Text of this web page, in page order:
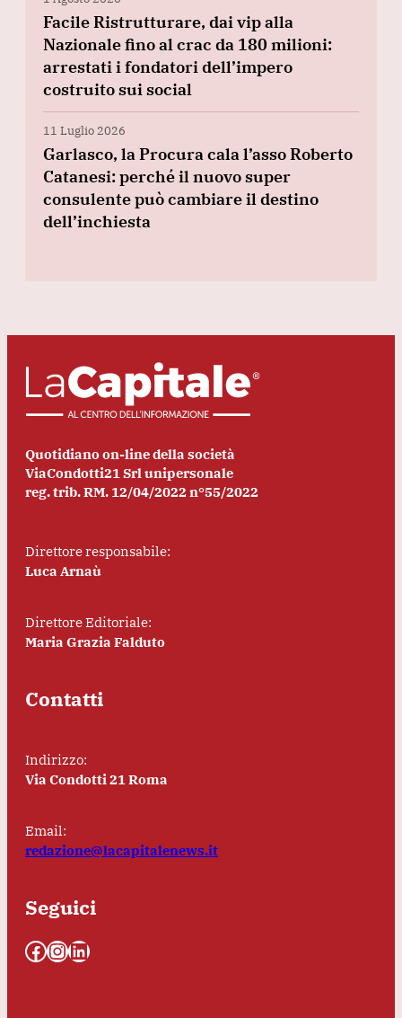
Facile Ristrutturare, dai vip alla
Nazionale fino al crac da 180 milioni:
arrestati i fondatori dell’impero
costruito sui social
11 Luglio 2026
Garlasco, la Procura cala l’asso Roberto
Catanesi: perché il nuovo super
consulente può cambiare il destino
dell’inchiesta
Quotidiano on-line della società
ViaCondotti21 Srl unipersonale
reg. trib. RM. 12/04/2022 n°55/2022
Direttore responsabile:
Luca Arnaù
Direttore Editoriale:
Maria Grazia Falduto
Contatti
Indirizzo:
Via Condotti 21 Roma
Email:
redazione@lacapitalenews.it
Seguici
Facebook InstagramLinkedIn